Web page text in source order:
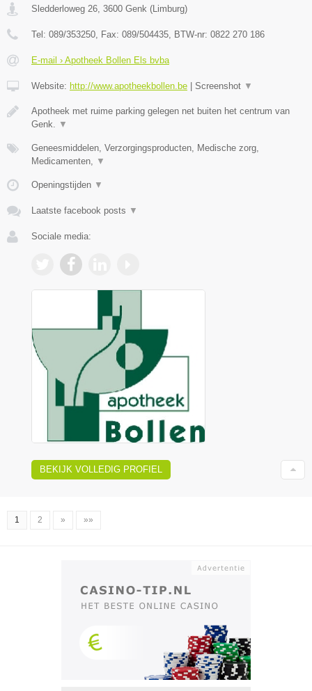
Sledderloweg 26, 3600 Genk (Limburg)
Tel: 089/353250, Fax: 089/504435, BTW-nr: 0822 270 186
E-mail › Apotheek Bollen Els bvba
Website: http://www.apotheekbollen.be Screenshot ▼
Apotheek met ruime parking gelegen net buiten het centrum van
Genk. ▼
Geneesmiddelen, Verzorgingsproducten, Medische zorg,
Medicamenten, ▼
Openingstijden ▼
Laatste facebook posts ▼
Sociale media:
BEKIJK VOLLEDIG PROFIEL
1 2 » »»